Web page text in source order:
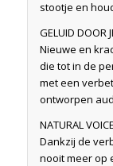
stootje en
GELUID DOOR
Nieuwe en
die tot in de
met een
ontworpen
NATURAL VOICE
Dankzij de
nooit meer op